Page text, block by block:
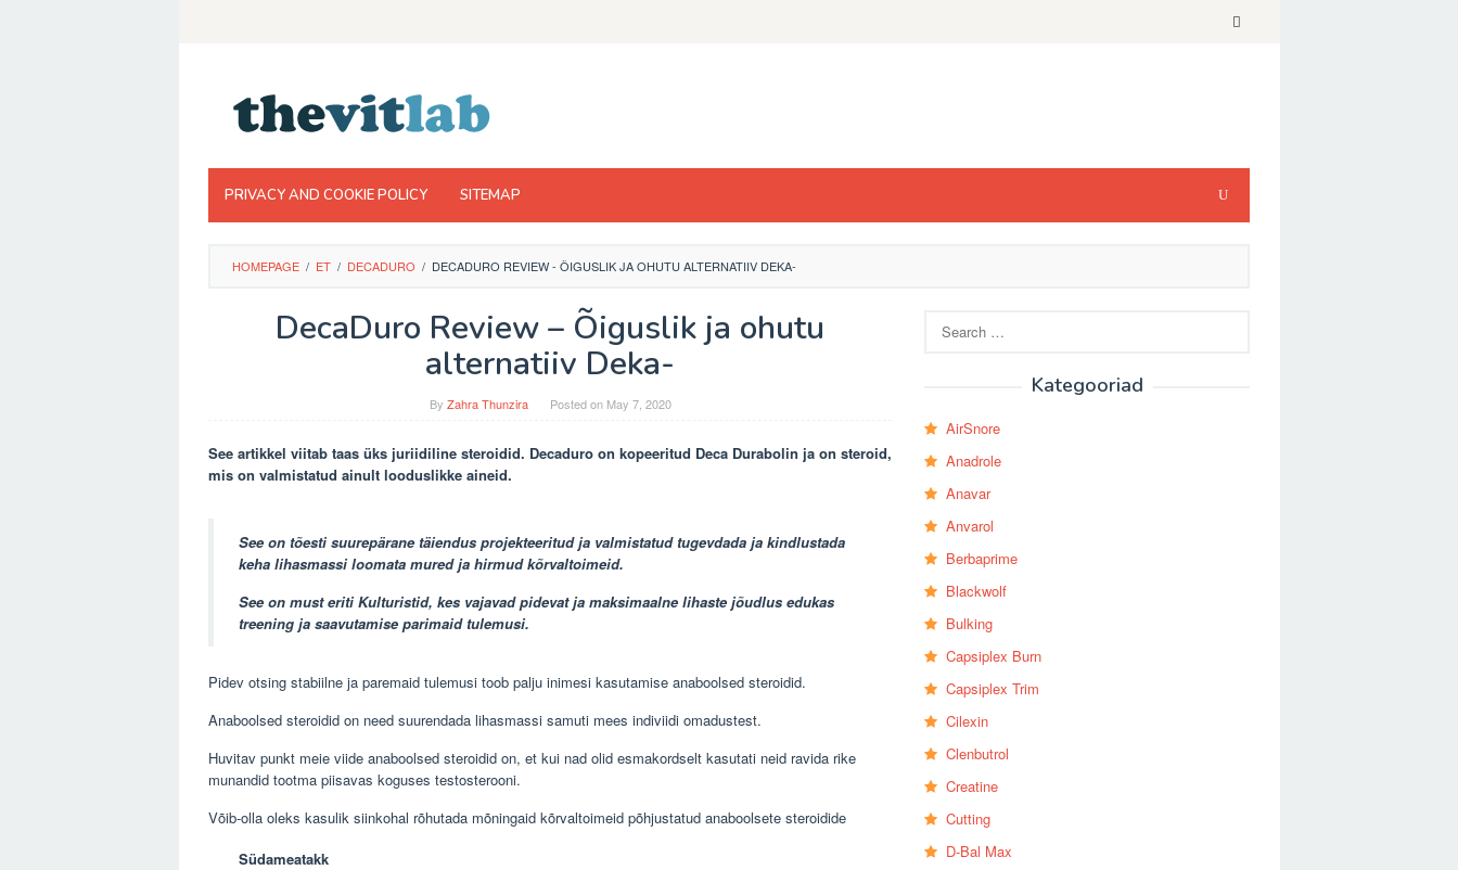
PRIVACY AND COOKIE POLICY SITEMAP
HOMEPAGE / ET / DECADURO / DECADURO REVIEW - ÕIGUSLIK JA OHUTU ALTERNATIIV DEKA-
DecaDuro Review – Õiguslik ja ohutu
alternatiiv Deka-
By Zahra Thunzira Posted on May 7, 2020
See artikkel viitab taas üks juriidiline steroidid. Decaduro on kopeeritud Deca Durabolin ja on steroid,
mis on valmistatud ainult looduslikke aineid.
See on tõesti suurepärane täiendus projekteeritud ja valmistatud tugevdada ja kindlustada
keha lihasmassi loomata mured ja hirmud kõrvaltoimeid.
See on must eriti Kulturistid, kes vajavad pidevat ja maksimaalne lihaste jõudlus edukas
treening ja saavutamise parimaid tulemusi.
Pidev otsing stabiilne ja paremaid tulemusi toob palju inimesi kasutamise anaboolsed steroidid.
Anaboolsed steroidid on need suurendada lihasmassi samuti mees indiviidi omadustest.
Huvitav punkt meie viide anaboolsed steroidid on, et kui nad olid esmakordselt kasutati neid ravida rike
munandid tootma piisavas koguses testosterooni.
Võib-olla oleks kasulik siinkohal rõhutada mõningaid kõrvaltoimeid põhjustatud anaboolsete steroidide
Südameatakk
for:
Kategooriad
AirSnore
Anadrole
Anavar
Anvarol
Berbaprime
Blackwolf
Bulking
Capsiplex Burn
Capsiplex Trim
Cilexin
Clenbutrol
Creatine
Cutting
D-Bal Max